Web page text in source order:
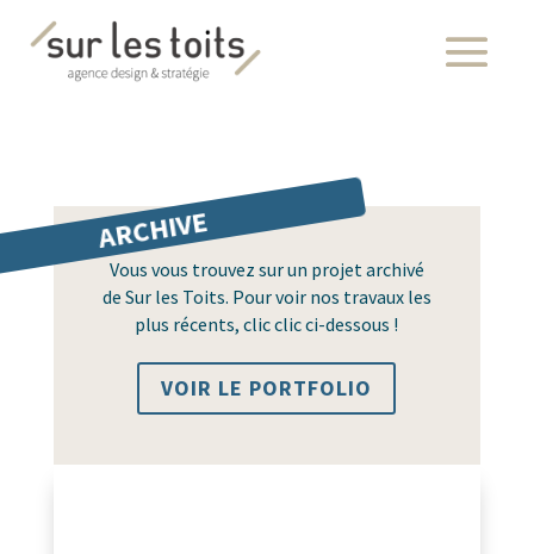
ARCHIVE
Vous vous trouvez sur un projet archivé
de Sur les Toits. Pour voir nos travaux les
plus récents, clic clic ci-dessous !
VOIR LE PORTFOLIO